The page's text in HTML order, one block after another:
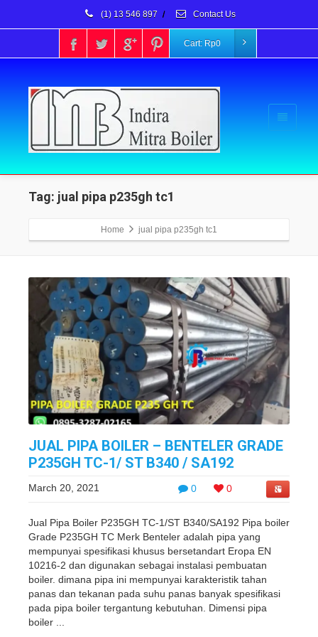
(1) 13 546 897 / Contact Us
Cart: Rp0
Tag: jual pipa p235gh tc1
Home jual pipa p235gh tc1
JUAL PIPA BOILER – BENTELER GRADE
P235GH TC-1/ ST B340 / SA192
0 0
March 20, 2021
Jual Pipa Boiler P235GH TC-1/ST B340/SA192 Pipa boiler
Grade P235GH TC Merk Benteler adalah pipa yang
mempunyai spesifikasi khusus bersetandart Eropa EN
10216-2 dan digunakan sebagai instalasi pembuatan
boiler. dimana pipa ini mempunyai karakteristik tahan
panas dan tekanan pada suhu panas banyak spesifikasi
pada pipa boiler tergantung kebutuhan. Dimensi pipa
boiler ...